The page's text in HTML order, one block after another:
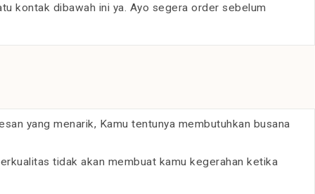
kontak dibawah ini ya. Ayo segera order sebelum
yang menarik, Kamu tentunya membutuhkan busana
tidak akan membuat kamu kegerahan ketika